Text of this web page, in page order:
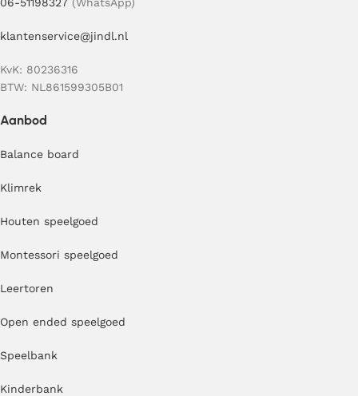
klantenservice@jindl.nl
KvK: 80236316
BTW: NL861599305B01
Aanbod
Balance board
Klimrek
Houten speelgoed
Montessori speelgoed
Leertoren
Open ended speelgoed
Speelbank
Kinderbank